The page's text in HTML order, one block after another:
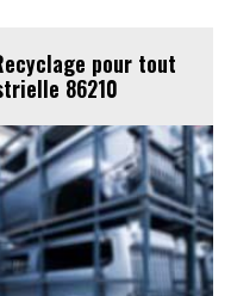
pour tout
86210